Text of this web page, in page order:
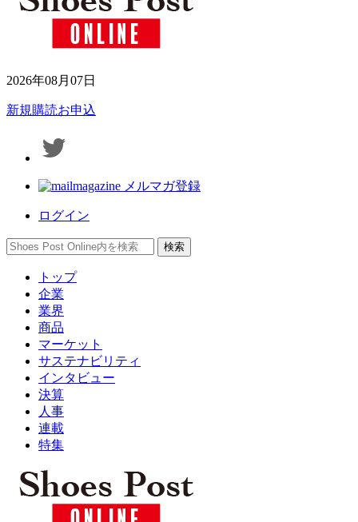
2026年08月07日
新規購読お申込
メルマガ登録
ログイン
トップ
企業
業界
商品
マーケット
サステナビリティ
インタビュー
決算
人事
連載
特集